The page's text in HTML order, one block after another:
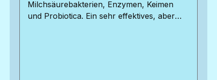
Milchsäurebakterien, Enzymen, Keimen
und Probiotica. Ein sehr effektives, aber